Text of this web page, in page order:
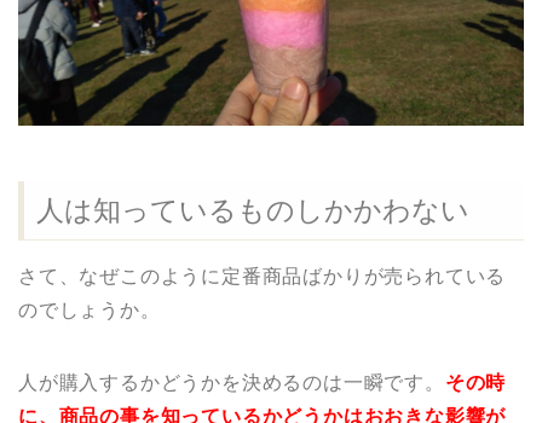
人は知っているものしかかわない
さて、なぜこのように定番商品ばかりが売られている
のでしょうか。
人が購入するかどうかを決めるのは一瞬です。 その時
に、商品の事を知っているかどうかはおおきな影響が